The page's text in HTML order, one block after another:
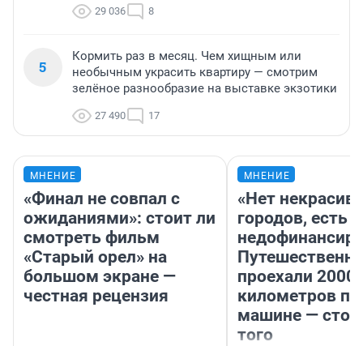
29 036 8
5
Кормить раз в месяц. Чем хищным или
необычным украсить квартиру — смотрим
зелёное разнообразие на выставке экзотики
27 490 17
МНЕНИЕ
«Финал не совпал с
ожиданиями»: стоит ли
смотреть фильм
«Старый орел» на
большом экране —
честная рецензия
МНЕНИЕ
«Нет
городов, есть
проехали 2000
километров по
машине —
того